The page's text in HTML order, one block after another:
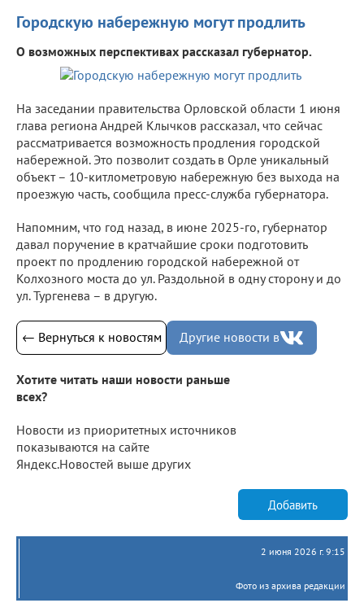
Городскую набережную могут продлить
О возможных перспективах рассказал губернатор.
На заседании правительства Орловской области 1 июня
глава региона Андрей Клычков рассказал, что сейчас
рассматривается возможность продления городской
набережной. Это позволит создать в Орле уникальный
объект – 10-китлометровую набережную без выхода на
проезжую часть, сообщила пресс-служба губернатора.
Напомним, что год назад, в июне 2025-го, губернатор
давал поручение в кратчайшие сроки подготовить
проект по продлению городской набережной от
Колхозного моста до ул. Раздольной в одну сторону и до
ул. Тургенева – в другую.
← Вернуться к новостям Другие новости в
Хотите читать наши новости раньше
всех?
Новости из приоритетных источников
показываются на сайте
Яндекс.Новостей выше других
Добавить
2 июня 2026 г. 9:15
Фото из архива редакции